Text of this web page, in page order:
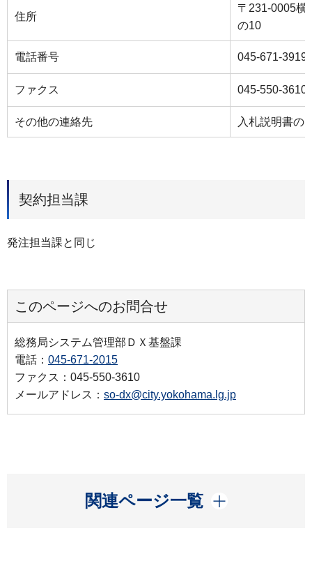
住所
〒231-0005横
の10
電話番号 045-671-3919
ファクス 045-550-3610
その他の連絡先 入札説明書の
契約担当課
発注担当課と同じ
このページへのお問合せ
総務局システム管理部ＤＸ基盤課
電話： 045-671-2015
ファクス：045-550-3610
メールアドレス： so-dx@city.yokohama.lg.jp
関連ページ一覧
開く